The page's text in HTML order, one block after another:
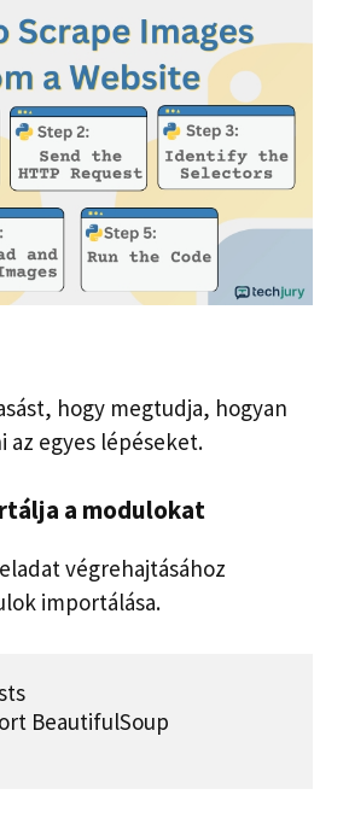
hogy megtudja, hogyan
az egyes lépéseket.
a modulokat
végrehajtásához
importálása.
BeautifulSoup